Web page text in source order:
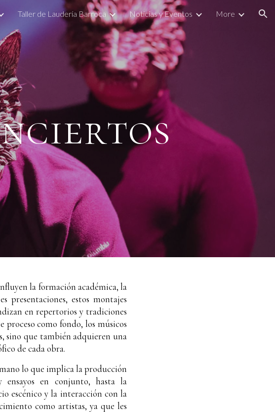
Skip to navigation
Taller de Laudería Barroca Noticias y Eventos More
la formación académica, la
estos montajes
en repertorios y tradiciones
proceso como fondo, los músicos
sino que también adquieren una
de cada obra.
lo que implica la producción
en conjunto, hasta la
escénico y la interacción con la
como artistas, ya que les